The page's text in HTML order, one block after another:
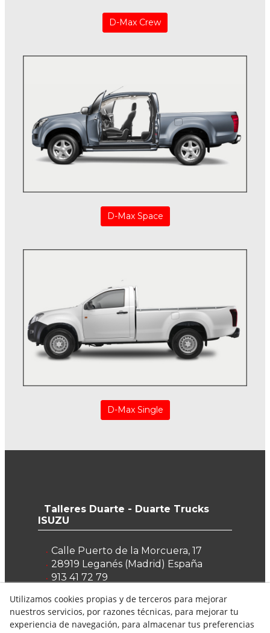
D-Max Crew
D-Max Space
D-Max Single
Talleres Duarte - Duarte Trucks
ISUZU
Calle Puerto de la Morcuera, 17
28919 Leganés(Madrid ) España
913 41 72 79
oscarbenayas@talleresduarte.com
Utilizamos cookies propias y de terceros para mejorar
nuestros servicios, por razones técnicas, para mejorar tu
experiencia de navegación, para almacenar tus preferencias